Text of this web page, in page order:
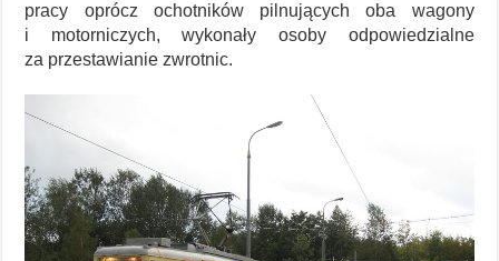
pracy oprócz ochotników pilnujących oba wagony
i motorniczych, wykonały osoby odpowiedzialne
za przestawianie zwrotnic.